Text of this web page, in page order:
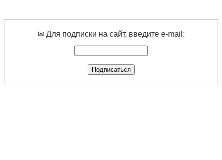
✉ Для подписки на сайт, введите e-mail: